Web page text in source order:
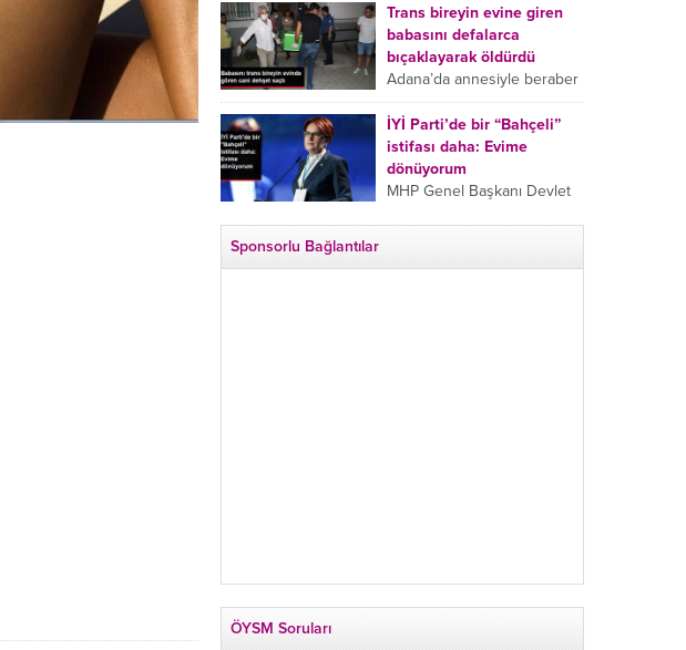
tarafından boğazından
bıçaklanan Emine Bulut’un
“Ben ölmek istemiyorum”
demesi ve yanında bulunan
10 yaşındaki kızının “Anne
lütfen...
Trans bireyin evine giren
babasını defalarca
bıçaklayarak öldürdü
Adana’da annesiyle beraber
takip ettiği babasının trans
bireyin evine girdiği gören
cani, babasını vücudunun
çeşitli yerlerinden
bıçaklayarak öldürdü.
İYİ Parti’de bir “Bahçeli”
istifası daha: Evime
dönüyorum
MHP Genel Başkanı Devlet
Sponsorlu Bağlantılar
ÖYSM Soruları